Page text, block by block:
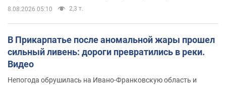
8.08.2026 05:10 2,3 т.
В Прикарпатье после аномальной жары прошел
сильный ливень: дороги превратились в реки.
Видео
Непогода обрушилась на Ивано-Франковскую область и